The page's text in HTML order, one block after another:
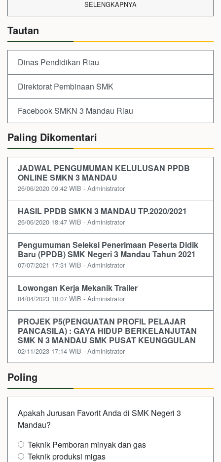
SELENGKAPNYA
Tautan
Dinas Pendidikan Riau
Direktorat Pembinaan SMK
Facebook SMKN 3 Mandau Riau
Paling Dikomentari
JADWAL PENGUMUMAN KELULUSAN PPDB
ONLINE SMKN 3 MANDAU
26/06/2020 09:42 WIB - Administrator
HASIL PPDB SMKN 3 MANDAU TP.2020/2021
26/06/2020 18:47 WIB - Administrator
Pengumuman Seleksi Penerimaan Peserta Didik
Baru (PPDB) SMK Negeri 3 Mandau Tahun 2021
07/07/2021 17:31 WIB - Administrator
Lowongan Kerja Mekanik Trailer
04/04/2023 10:07 WIB - Administrator
PROJEK P5(PENGUATAN PROFIL PELAJAR
PANCASILA) : GAYA HIDUP BERKELANJUTAN
SMK N 3 MANDAU SMK PUSAT KEUNGGULAN
02/11/2023 17:14 WIB - Administrator
Poling
Apakah Jurusan Favorit Anda di SMK Negeri 3
Mandau?
Teknik Pemboran minyak dan gas
Teknik produksi migas